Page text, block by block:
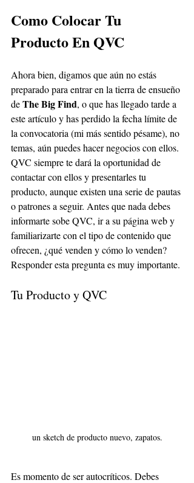
Como Colocar Tu
Producto En QVC
Ahora bien, digamos que aún no estás
preparado para entrar en la tierra de ensueño
de The Big Find, o que has llegado tarde a
este artículo y has perdido la fecha límite de
la convocatoria (mi más sentido pésame), no
temas, aún puedes hacer negocios con ellos.
QVC siempre te dará la oportunidad de
contactar con ellos y presentarles tu
producto, aunque existen una serie de pautas
o patrones a seguir. Antes que nada debes
informarte sobe QVC, ir a su página web y
familiarizarte con el tipo de contenido que
ofrecen, ¿qué venden y cómo lo venden?
Responder esta pregunta es muy importante.
Tu Producto y QVC
un sketch de producto nuevo, zapatos.
Es momento de ser autocríticos. Debes